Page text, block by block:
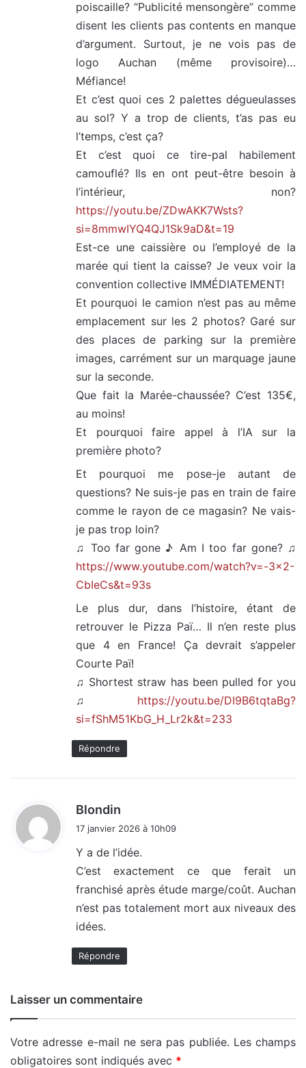
poiscaille? “Publicité mensongère” comme
disent les clients pas contents en manque
d’argument. Surtout, je ne vois pas de
logo Auchan (même provisoire)…
Méfiance!
Et c’est quoi ces 2 palettes dégueulasses
au sol? Y a trop de clients, t’as pas eu
l’temps, c’est ça?
Et c’est quoi ce tire-pal habilement
camouflé? Ils en ont peut-être besoin à
l’intérieur, non?
https://youtu.be/ZDwAKK7Wsts?
si=8mmwIYQ4QJ1Sk9aD&t=19
Est-ce une caissière ou l’employé de la
marée qui tient la caisse? Je veux voir la
convention collective IMMÉDIATEMENT!
Et pourquoi le camion n’est pas au même
emplacement sur les 2 photos? Garé sur
des places de parking sur la première
images, carrément sur un marquage jaune
sur la seconde.
Que fait la Marée-chaussée? C’est 135€,
au moins!
Et pourquoi faire appel à l’IA sur la
première photo?
Et pourquoi me pose-je autant de
questions? Ne suis-je pas en train de faire
comme le rayon de ce magasin? Ne vais-
je pas trop loin?
♫ Too far gone ♪ Am I too far gone? ♫
https://www.youtube.com/watch?v=-3×2-
CbIeCs&t=93s
Le plus dur, dans l’histoire, étant de
retrouver le Pizza Paï… Il n’en reste plus
que 4 en France! Ça devrait s’appeler
Courte Paï!
♫ Shortest straw has been pulled for you
♫ https://youtu.be/DI9B6tqtaBg?
si=fShM51KbG_H_Lr2k&t=233
Répondre
Blondin
:
17 janvier 2026 à 10h09
Y a de l’idée.
C’est exactement ce que ferait un
franchisé après étude marge/coût. Auchan
n’est pas totalement mort aux niveaux des
idées.
Répondre
Laisser un commentaire
Votre adresse e-mail ne sera pas publiée. Les champs
obligatoires sont indiqués avec *